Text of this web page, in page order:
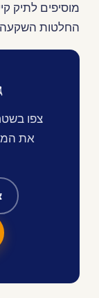
מוסיפים לתיק
החלטות השקעה
צפו
את